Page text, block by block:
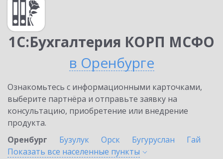
1С:Бухгалтерия КОРП МСФО
в Оренбурге
Ознакомьтесь с информационными карточками,
выберите партнёра и отправьте заявку на
консультацию, приобретение или внедрение
продукта.
Оренбург
Бузулук Орск Бугуруслан
Гай
Показать все населенные пункты